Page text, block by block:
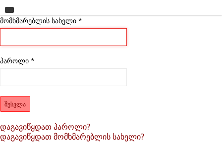
მთავარი
საგანმანათლებლო ერთეულები
კვლევა
კონტაქტი
მომხმარებლის სახელი *
პაროლი *
ᲨᲔᲡᲕᲚᲐ
დაგავიწყდათ პაროლი?
დაგავიწყდათ მომხმარებლის სახელი?